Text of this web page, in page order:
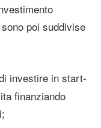
sono poi suddivise
investire in start-
finanziando